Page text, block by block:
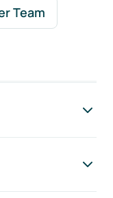
Team